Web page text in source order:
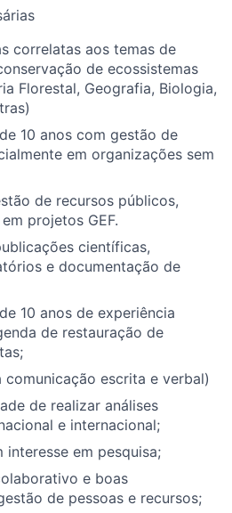
correlatas aos temas de
de ecossistemas
Florestal, Geografia, Biologia,
10 anos com gestão de
em organizações sem
de recursos públicos,
projetos GEF.
ões científicas,
e documentação de
10 anos de experiência
de restauração de
comunicação escrita e verbal)
de realizar análises
e internacional;
em pesquisa;
e boas
de pessoas e recursos;